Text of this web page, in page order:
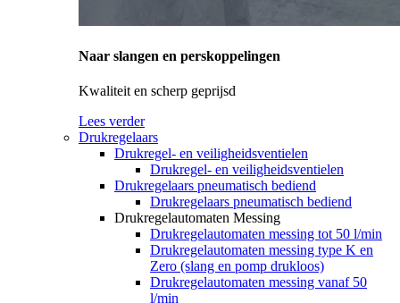
Naar slangen en perskoppelingen
Kwaliteit en scherp geprijsd
Lees verder
Drukregelaars
Drukregel- en veiligheidsventielen
Drukregel- en veiligheidsventielen
Drukregelaars pneumatisch bediend
Drukregelaars pneumatisch bediend
Drukregelautomaten Messing
Drukregelautomaten messing tot 50 l/min
Drukregelautomaten messing type K en
Zero (slang en pomp drukloos)
Drukregelautomaten messing vanaf 50
l/min